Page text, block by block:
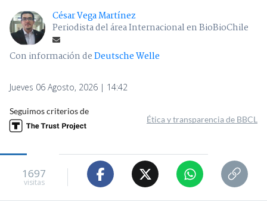
César Vega Martínez
Periodista del área Internacional en BioBioChile
Con información deDeutsche Welle
Jueves 06 Agosto, 2026 | 14:42
Seguimos criterios de
Ética y transparencia de BBCL
1697
visitas